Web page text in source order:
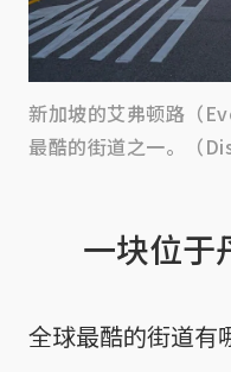
新加坡的艾弗顿路（
最酷的街道之一。（
一块位于
全球最酷的街道有